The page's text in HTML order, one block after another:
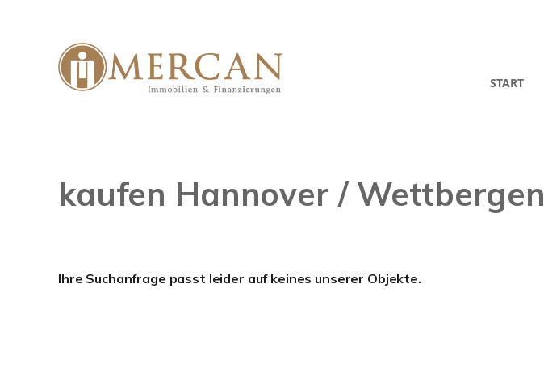
START
kaufen Hannover / Wettbergen
Ihre Suchanfrage passt leider auf keines unserer Objekte.